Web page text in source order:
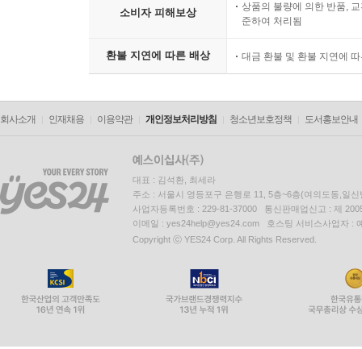
소비자 피해보상
상품의 불량에 의한 반품,
준하여 처리됨
환불 지연에 따른 배상 대금 환불 및 환불 지연에
회사소개 인재채용 이용약관 개인정보처리방침 청소년보호정책 도서홍보안내
대표 : 김석환, 최세라
주소 : 서울시 영등포구 은행로 11, 5층~6층(여의도동,일신
사업자등록번호 : 229-81-37000 통신판매업신고 : 제
이메일 : yes24help@yes24.com 호스팅 서비스사업자 :
Copyright ⓒ YES24 Corp. All Rights Reserved.